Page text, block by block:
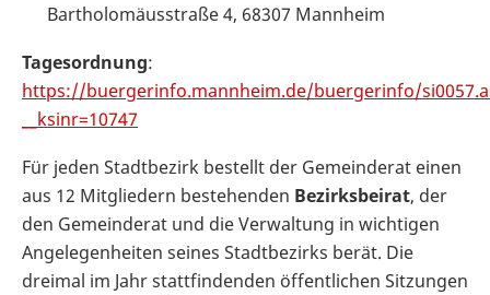
Bartholomäusstraße 4, 68307 Mannheim
Tagesordnung:
https://buergerinfo.mannheim.de/buergerinfo/
__ksinr=10747
Für jeden Stadtbezirk bestellt der Gemeinderat einen
aus 12 Mitgliedern bestehenden Bezirksbeirat, der
den Gemeinderat und die Verwaltung in wichtigen
Angelegenheiten seines Stadtbezirks berät. Die
dreimal im Jahr stattfindenden öffentlichen Sitzungen